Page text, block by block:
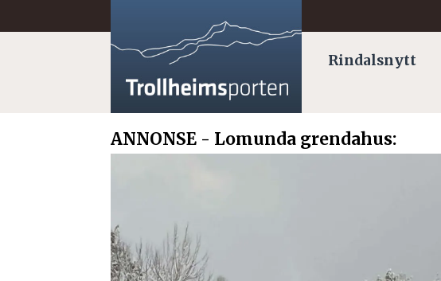
Rindalsnytt
ANNONSE - Lomunda grendahus: